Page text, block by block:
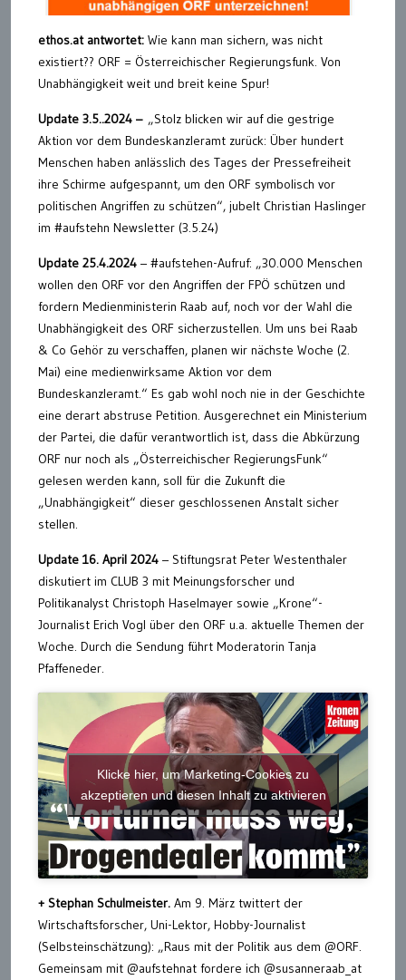
ethos.at antwortet: Wie kann man sichern, was nicht
existiert?? ORF = Österreichischer Regierungsfunk. Von
Unabhängigkeit weit und breit keine Spur!
Update 3.5..2024 – „Stolz blicken wir auf die gestrige
Aktion vor dem Bundeskanzleramt zurück: Über hundert
Menschen haben anlässlich des Tages der Pressefreiheit
ihre Schirme aufgespannt, um den ORF symbolisch vor
politischen Angriffen zu schützen“, jubelt Christian Haslinger
im #aufstehn Newsletter (3.5.24)
Update 25.4.2024 – #aufstehen-Aufruf: „30.000 Menschen
wollen den ORF vor den Angriffen der FPÖ schützen und
fordern Medienministerin Raab auf, noch vor der Wahl die
Unabhängigkeit des ORF sicherzustellen. Um uns bei Raab
& Co Gehör zu verschaffen, planen wir nächste Woche (2.
Mai) eine medienwirksame Aktion vor dem
Bundeskanzleramt.“ Es gab wohl noch nie in der Geschichte
eine derart abstruse Petition. Ausgerechnet ein Ministerium
der Partei, die dafür verantwortlich ist, dass die Abkürzung
ORF nur noch als „Österreichischer RegierungsFunk“
gelesen werden kann, soll für die Zukunft die
„Unabhängigkeit“ dieser geschlossenen Anstalt sicher
stellen.
Update 16. April 2024 – Stiftungsrat Peter Westenthaler
diskutiert im CLUB 3 mit Meinungsforscher und
Politikanalyst Christoph Haselmayer sowie „Krone“-
Journalist Erich Vogl über den ORF u.a. aktuelle Themen der
Woche. Durch die Sendung führt Moderatorin Tanja
Pfaffeneder.
Klicke hier, um Marketing-Cookies zu
akzeptieren und diesen Inhalt zu aktivieren
+ Stephan Schulmeister. Am 9. März twittert der
Wirtschaftsforscher, Uni-Lektor, Hobby-Journalist
(Selbsteinschätzung): „Raus mit der Politik aus dem @ORF.
Gemeinsam mit @aufstehnat fordere ich @susanneraab_at